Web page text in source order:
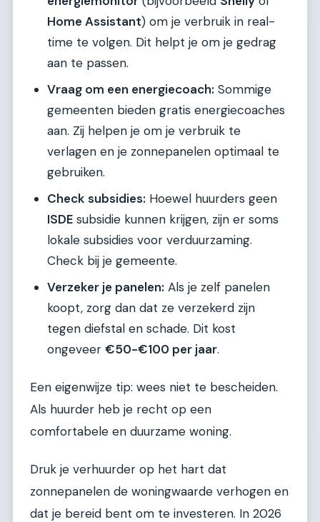
Home Assistant) om je verbruik in real-
time te volgen. Dit helpt je om je gedrag
aan te passen.
Vraag om een energiecoach: Sommige
gemeenten bieden gratis energiecoaches
aan. Zij helpen je om je verbruik te
verlagen en je zonnepanelen optimaal te
gebruiken.
Check subsidies: Hoewel huurders geen
ISDE subsidie kunnen krijgen, zijn er soms
lokale subsidies voor verduurzaming.
Check bij je gemeente.
Verzeker je panelen: Als je zelf panelen
koopt, zorg dan dat ze verzekerd zijn
tegen diefstal en schade. Dit kost
ongeveer €50-€100 per jaar.
Een eigenwijze tip: wees niet te bescheiden.
Als huurder heb je recht op een
comfortabele en duurzame woning.
Druk je verhuurder op het hart dat
zonnepanelen de woningwaarde verhogen en
dat je bereid bent om te investeren. In 2026